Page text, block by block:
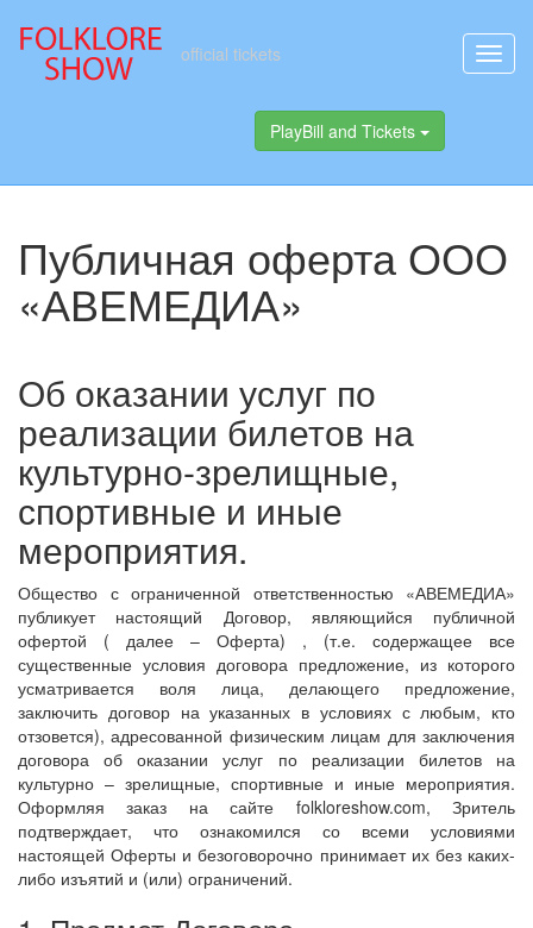
official tickets
PlayBill and Tickets
Публичная оферта ООО
«АВЕМЕДИА»
Об оказании услуг по
реализации билетов на
культурно-зрелищные,
спортивные и иные
мероприятия.
Общество с ограниченной ответственностью «АВЕМЕДИА»
публикует настоящий Договор, являющийся публичной
офертой ( далее – Оферта) , (т.е. содержащее все
существенные условия договора предложение, из которого
усматривается воля лица, делающего предложение,
заключить договор на указанных в условиях с любым, кто
отзовется), адресованной физическим лицам для заключения
договора об оказании услуг по реализации билетов на
культурно – зрелищные, спортивные и иные мероприятия.
Оформляя заказ на сайте folkloreshow.com, Зритель
подтверждает, что ознакомился со всеми условиями
настоящей Оферты и безоговорочно принимает их без каких-
либо изъятий и (или) ограничений.